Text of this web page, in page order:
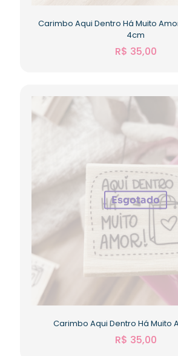
Carimbo Aqui Dentro Há Muito
4cm
R$ 35,00
Esgotado
Carimbo Aqui Dentro Há Muito
R$ 35,00